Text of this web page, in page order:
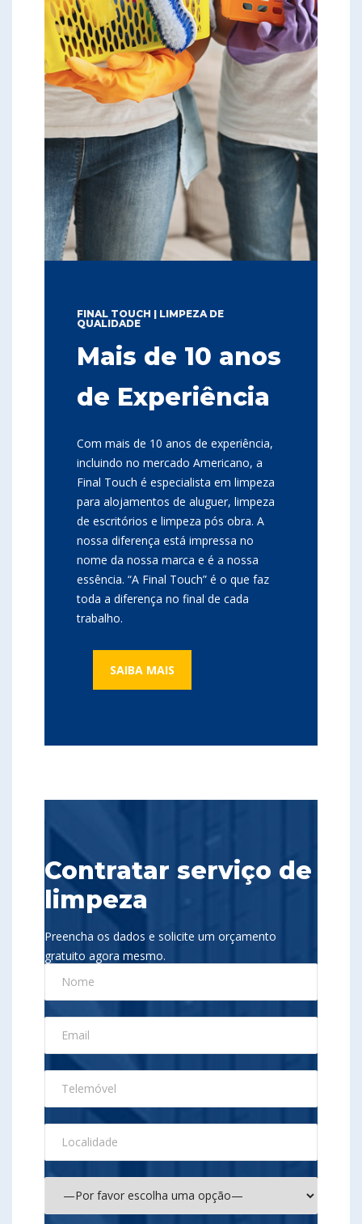
FINAL TOUCH | LIMPEZA DE
QUALIDADE
Mais de 10 anos
de Experiência
Com mais de 10 anos de experiência,
incluindo no mercado Americano, a
Final Touch é especialista em limpeza
para alojamentos de aluguer, limpeza
de escritórios e limpeza pós obra. A
nossa diferença está impressa no
nome da nossa marca e é a nossa
essência. “A Final Touch” é o que faz
toda a diferença no final de cada
trabalho.
SAIBA MAIS
Contratar serviço de
limpeza
Preencha os dados e solicite um orçamento
gratuito agora mesmo.